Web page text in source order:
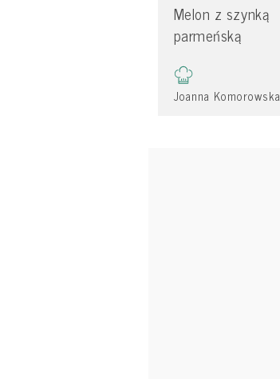
Melon z szynką
parmeńską
Joanna Komorowska